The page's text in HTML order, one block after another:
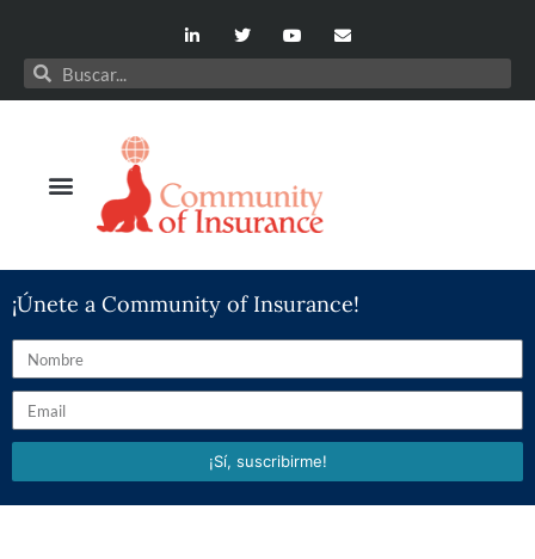
¡Únete a Community of Insurance!
¡Sí, suscribirme!